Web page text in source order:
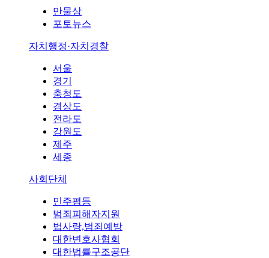
만물상
포토뉴스
자치행정·자치경찰
서울
경기
충청도
경상도
전라도
강원도
제주
세종
사회단체
민주평등
범죄피해자지원
법사랑,범죄예방
대한변호사협회
대한법률구조공단